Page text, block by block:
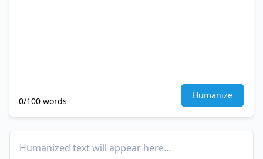
0/100 words
Humanize
Humanized text will appear here...